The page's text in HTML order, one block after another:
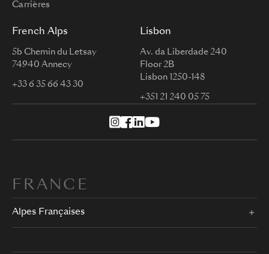
Carrières
French Alps
5b Chemin du Letsay
74940 Annecy
+33 6 35 66 43 30
Lisbon
Av. da Liberdade 240
Floor 2B
Lisbon 1250-148
+351 21 240 05 75
FRANCE
Alpes Françaises